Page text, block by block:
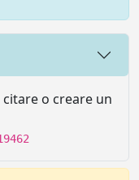
o creare un